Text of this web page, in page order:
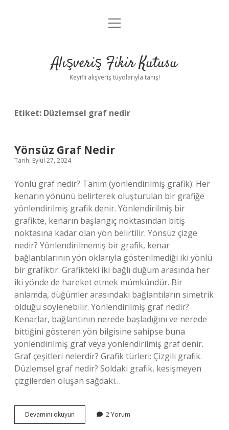
Anasayfa
Yasal Uyarı
menüyü
Alışveriş Fikir Kutusu
Keyifli alışveriş tüyolarıyla tanış!
Etiket: Düzlemsel graf nedir
Yönsüz Graf Nedir
Tarih: Eylül 27, 2024
Yönlü graf nedir? Tanım (yönlendirilmiş grafik): Her
kenarın yönünü belirterek oluşturulan bir grafiğe
yönlendirilmiş grafik denir. Yönlendirilmiş bir
grafikte, kenarın başlangıç ​​noktasından bitiş
noktasına kadar olan yön belirtilir. Yönsüz çizge
nedir? Yönlendirilmemiş bir grafik, kenar
bağlantılarının yön oklarıyla gösterilmediği iki yönlü
bir grafiktir. Grafikteki iki bağlı düğüm arasında her
iki yönde de hareket etmek mümkündür. Bir
anlamda, düğümler arasındaki bağlantıların simetrik
olduğu söylenebilir. Yönlendirilmiş graf nedir?
Kenarlar, bağlantının nerede başladığını ve nerede
bittiğini gösteren yön bilgisine sahipse buna
yönlendirilmiş graf veya yönlendirilmiş graf denir.
Graf çeşitleri nelerdir? Grafik türleri: Çizgili grafik.
Düzlemsel graf nedir? Soldaki grafik, kesişmeyen
çizgilerden oluşan sağdaki…
Devamını okuyun
Graf
2 Yorum